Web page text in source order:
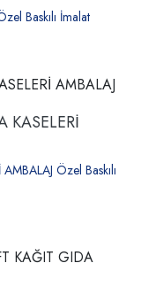
Baskılı İmalat
KASELERİ
Özel Baskılı